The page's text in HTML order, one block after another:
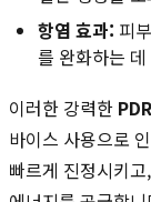
항염 효과: 피
를 완화하는
이러한 강력한
바이스 사용으로
빠르게 진정시키